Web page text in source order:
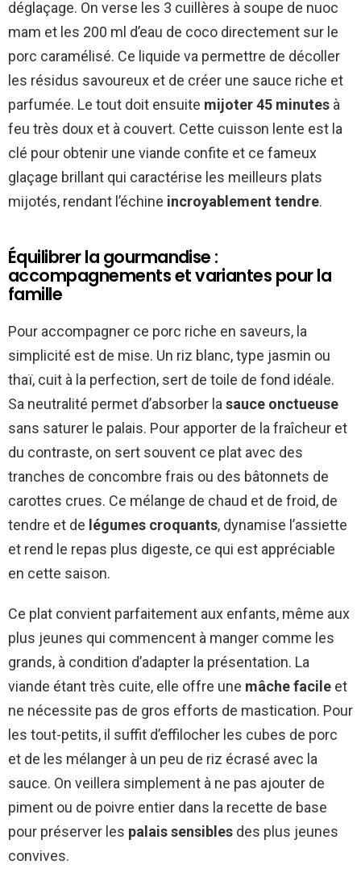
déglaçage. On verse les 3 cuillères à soupe de nuoc
mam et les 200 ml d’eau de coco directement sur le
porc caramélisé. Ce liquide va permettre de décoller
les résidus savoureux et de créer une sauce riche et
parfumée. Le tout doit ensuite mijoter 45 minutes à
feu très doux et à couvert. Cette cuisson lente est la
clé pour obtenir une viande confite et ce fameux
glaçage brillant qui caractérise les meilleurs plats
mijotés, rendant l’échine incroyablement tendre.
Équilibrer la gourmandise :
accompagnements et variantes pour la
famille
Pour accompagner ce porc riche en saveurs, la
simplicité est de mise. Un riz blanc, type jasmin ou
thaï, cuit à la perfection, sert de toile de fond idéale.
Sa neutralité permet d’absorber la sauce onctueuse
sans saturer le palais. Pour apporter de la fraîcheur et
du contraste, on sert souvent ce plat avec des
tranches de concombre frais ou des bâtonnets de
carottes crues. Ce mélange de chaud et de froid, de
tendre et de légumes croquants, dynamise l’assiette
et rend le repas plus digeste, ce qui est appréciable
en cette saison.
Ce plat convient parfaitement aux enfants, même aux
plus jeunes qui commencent à manger comme les
grands, à condition d’adapter la présentation. La
viande étant très cuite, elle offre une mâche facile et
ne nécessite pas de gros efforts de mastication. Pour
les tout-petits, il suffit d’effilocher les cubes de porc
et de les mélanger à un peu de riz écrasé avec la
sauce. On veillera simplement à ne pas ajouter de
piment ou de poivre entier dans la recette de base
pour préserver les palais sensibles des plus jeunes
convives.